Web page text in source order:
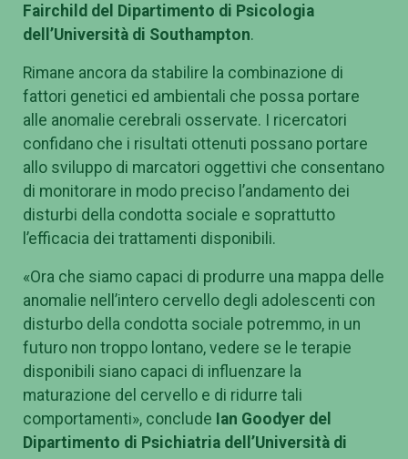
Fairchild del Dipartimento di Psicologia
dell’Università di Southampton.
Rimane ancora da stabilire la combinazione di
fattori genetici ed ambientali che possa portare
alle anomalie cerebrali osservate. I ricercatori
confidano che i risultati ottenuti possano portare
allo sviluppo di marcatori oggettivi che consentano
di monitorare in modo preciso l’andamento dei
disturbi della condotta sociale e soprattutto
l’efficacia dei trattamenti disponibili.
«Ora che siamo capaci di produrre una mappa delle
anomalie nell’intero cervello degli adolescenti con
disturbo della condotta sociale potremmo, in un
futuro non troppo lontano, vedere se le terapie
disponibili siano capaci di influenzare la
maturazione del cervello e di ridurre tali
comportamenti», conclude Ian Goodyer del
Dipartimento di Psichiatria dell’Università di